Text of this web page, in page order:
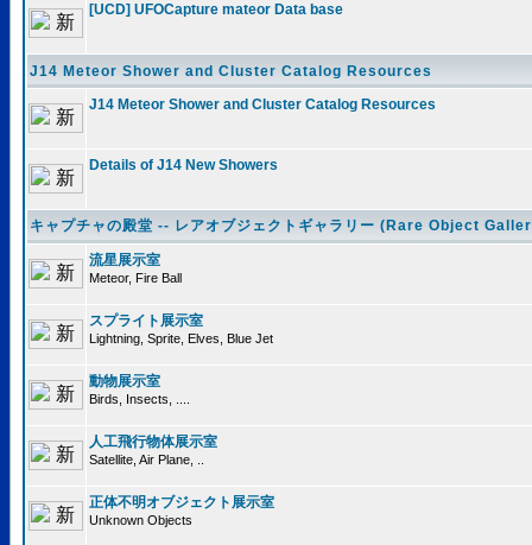
[UCD] UFOCapture mateor Data base
J14 Meteor Shower and Cluster Catalog Resources
J14 Meteor Shower and Cluster Catalog Resources
Details of J14 New Showers
キャプチャの殿堂 -- レアオブジェクトギャラリー (Rare Object
流星展示室
Meteor, Fire Ball
スプライト展示室
Lightning, Sprite, Elves, Blue Jet
動物展示室
Birds, Insects, ....
人工飛行物体展示室
Satellite, Air Plane, ..
正体不明オブジェクト展示室
Unknown Objects